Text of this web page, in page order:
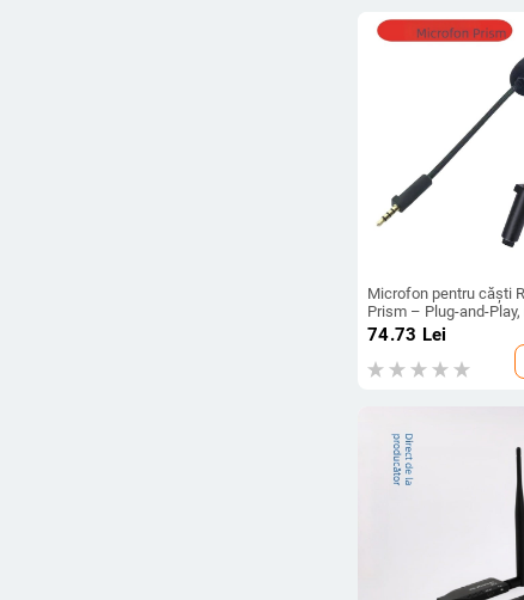
Microfon pentru căști
Prism – Plug-and-Play,
OEM, ambalare
suport distribuție
74.73 Lei